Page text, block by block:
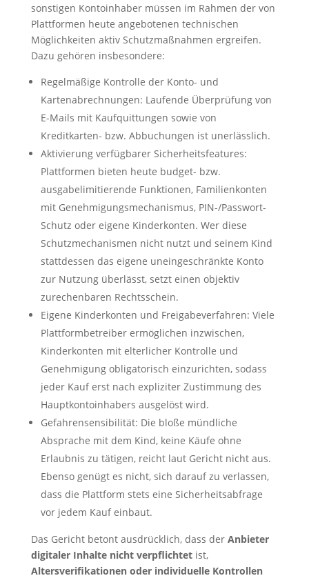
sonstigen Kontoinhaber müssen im Rahmen der von
Plattformen heute angebotenen technischen
Möglichkeiten aktiv Schutzmaßnahmen ergreifen.
Dazu gehören insbesondere:
Regelmäßige Kontrolle der Konto- und
Kartenabrechnungen: Laufende Überprüfung von
E-Mails mit Kaufquittungen sowie von
Kreditkarten- bzw. Abbuchungen ist unerlässlich.
Aktivierung verfügbarer Sicherheitsfeatures:
Plattformen bieten heute budget- bzw.
ausgabelimitierende Funktionen, Familienkonten
mit Genehmigungsmechanismus, PIN-/Passwort-
Schutz oder eigene Kinderkonten. Wer diese
Schutzmechanismen nicht nutzt und seinem Kind
stattdessen das eigene uneingeschränkte Konto
zur Nutzung überlässt, setzt einen objektiv
zurechenbaren Rechtsschein.
Eigene Kinderkonten und Freigabeverfahren: Viele
Plattformbetreiber ermöglichen inzwischen,
Kinderkonten mit elterlicher Kontrolle und
Genehmigung obligatorisch einzurichten, sodass
jeder Kauf erst nach expliziter Zustimmung des
Hauptkontoinhabers ausgelöst wird.
Gefahrensensibilität: Die bloße mündliche
Absprache mit dem Kind, keine Käufe ohne
Erlaubnis zu tätigen, reicht laut Gericht nicht aus.
Ebenso genügt es nicht, sich darauf zu verlassen,
dass die Plattform stets eine Sicherheitsabfrage
vor jedem Kauf einbaut.
Das Gericht betont ausdrücklich, dass der Anbieter
digitaler Inhalte nicht verpflichtetist,
Altersverifikationen oder individuelle Kontrollen